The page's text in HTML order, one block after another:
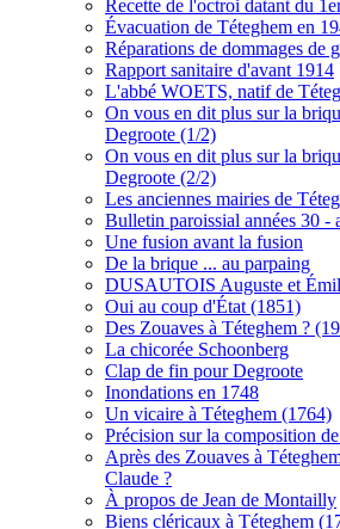
Recette de l'octroi datant du
Évacuation de Téteghem en
Réparations de dommages de
Rapport sanitaire d'avant 1914
L'abbé WOETS, natif de
On vous en dit plus sur la
Degroote (1/2)
On vous en dit plus sur la
Degroote (2/2)
Les anciennes mairies de
Bulletin paroissial années 30 -
Une fusion avant la fusion
De la brique ... au parpaing
DUSAUTOIS Auguste et
Oui au coup d'État (1851)
Des Zouaves à Téteghem ?
La chicorée Schoonberg
Clap de fin pour Degroote
Inondations en 1748
Un vicaire à Téteghem (1764)
Précision sur la composition
Après des Zouaves à
Claude ?
À propos de Jean de Montailly
Biens cléricaux à Téteghem